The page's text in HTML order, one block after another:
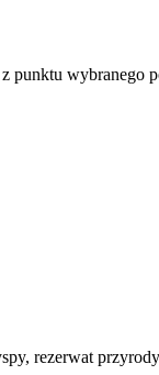
punktu wybranego
rezerwat przyrody